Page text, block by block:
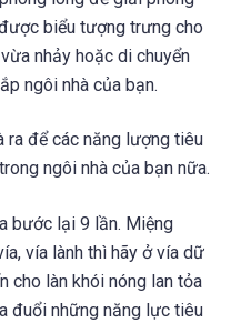
biểu tượng trưng cho
nhảy hoặc di chuyển
ngôi nhà của bạn.
ra để các năng lượng tiêu
ngôi nhà của bạn nữa.
bước lại 9 lần. Miệng
vía lành thì hãy ở vía dữ
cho làn khói nóng lan tỏa
đuổi những năng lực tiêu